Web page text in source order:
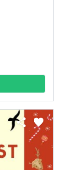
share favorite